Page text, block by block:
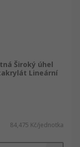
Široký úhel
Lineární
84,475 Kč/jednotka